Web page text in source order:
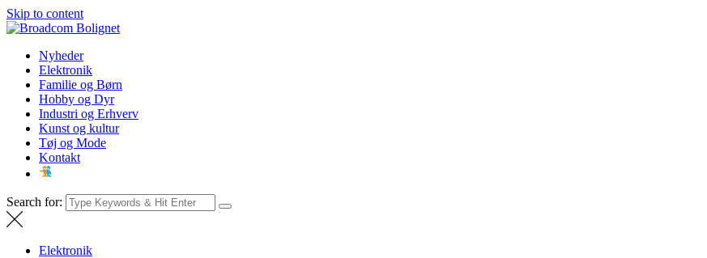
Skip to content
Broadcom Bolignet
NyhederNyheder
Elektronik
Familie og Børn
Hobby og Dyr
Industri og Erhverv
Kunst og kultur
Tøj og Mode
Kontakt
Search for:
Elektronik